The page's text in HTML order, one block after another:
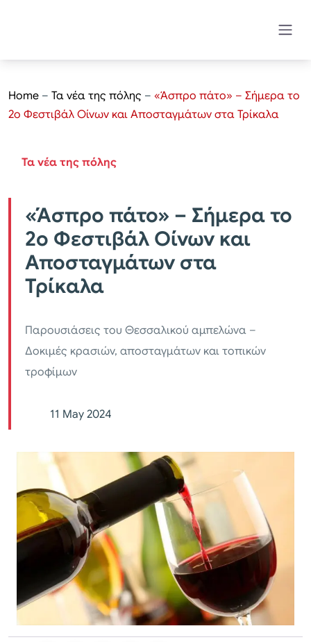
Home – Τα νέα της πόλης – «Άσπρο πάτο» – Σήμερα το
2ο Φεστιβάλ Οίνων και Αποσταγμάτων στα Τρίκαλα
Τα νέα της πόλης
«Άσπρο πάτο» – Σήμερα το
2ο Φεστιβάλ Οίνων και
Αποσταγμάτων στα
Τρίκαλα
Παρουσιάσεις του Θεσσαλικού αμπελώνα –
Δοκιμές κρασιών, αποσταγμάτων και τοπικών
τροφίμων
11 May 2024